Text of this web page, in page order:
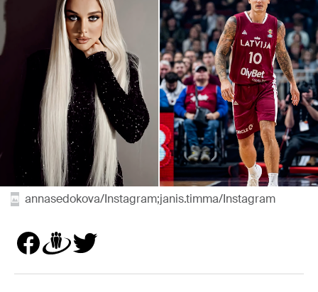
annasedokova/Instagram;janis.timma/Instagram